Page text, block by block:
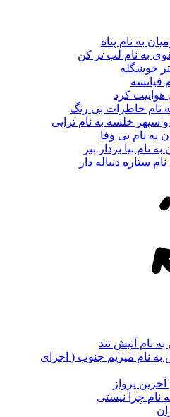
به نام پناه
به نام لب تر کن
خوشگله
فیانسه
هواییت کرد
به نام خاطرات بی رنگ
سپهر خلسه به نام تراپی
به نام بی وفا
نام بیا بردار ببر
ستاره دنباله دار
نام آتیش تند
به نام میریم جنوب ( اجرای
پرواز
نام چرا نیستی